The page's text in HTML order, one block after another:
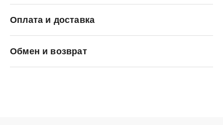
Оплата и доставка
Обмен и возврат